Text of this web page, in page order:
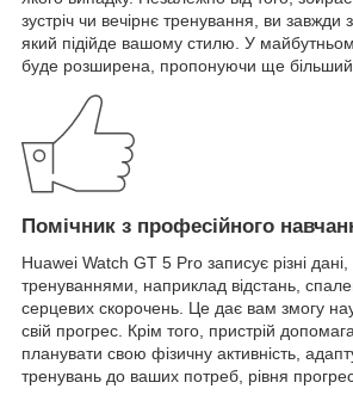
зустріч чи вечірнє тренування, ви завжди
який підійде вашому стилю. У
буде розширена, пропонуючи ще більший
Помічник з професійного
Huawei Watch GT 5 Pro записує різні
тренуваннями, наприклад відстань,
серцевих скорочень. Це дає вам змогу
свій прогрес. Крім того, пристрій
планувати свою фізичну активність,
тренувань до ваших потреб, рівня